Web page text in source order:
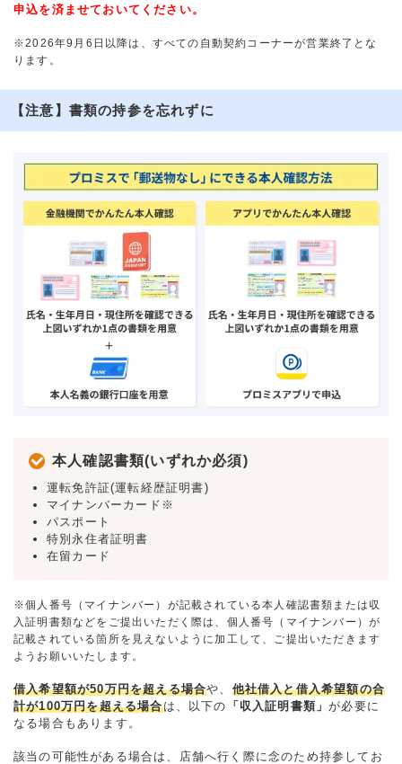
申込を済ませておいてください。
※2026年9月6日以降は、すべての自動契約コーナーが営業終了とな
ります。
【注意】書類の持参を忘れずに
本人確認書類(いずれか必須)
運転免許証(運転経歴証明書)
マイナンバーカード※
パスポート
特別永住者証明書
在留カード
※個人番号（マイナンバー）が記載されている本人確認書類または収
入証明書類などをご提出いただく際は、個人番号（マイナンバー）が
記載されている箇所を見えないように加工して、ご提出いただきます
ようお願いいたします。
借入希望額が50万円を超える場合や、 他社借入と借入希望額の合
計が100万円を超える場合は、以下の 「収入証明書類」が必要に
なる場合もあります。
該当の可能性がある場合は、店舗へ行く際に念のため持参してお